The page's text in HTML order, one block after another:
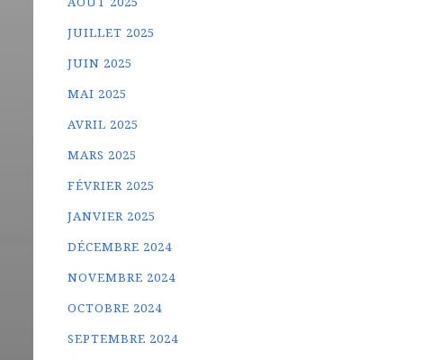
JUILLET 2025
JUIN 2025
MAI 2025
AVRIL 2025
MARS 2025
FÉVRIER 2025
JANVIER 2025
DÉCEMBRE 2024
NOVEMBRE 2024
OCTOBRE 2024
SEPTEMBRE 2024